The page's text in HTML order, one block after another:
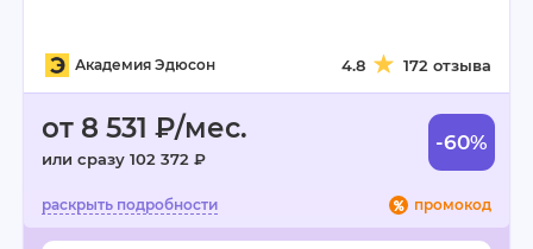
Академия Эдюсон 4.8 172 отзыва
от 8 531 ₽/мес.
или сразу 102 372 ₽
-60%
промокод